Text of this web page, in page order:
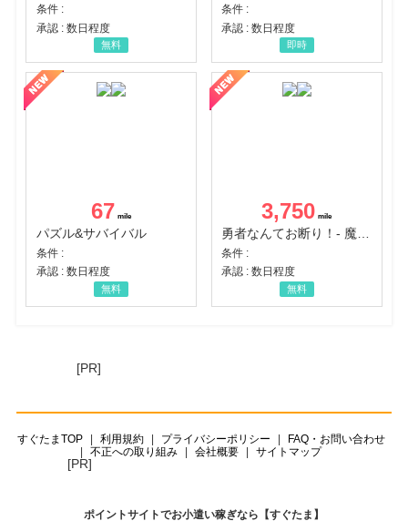
条件 :
承認 : 数日程度
無料
条件 :
承認 : 数日程度
即時
67
パズル&サバイバル
条件 :
承認 : 数日程度
無料
3,750
条件 :
承認 : 数日程度
無料
[PR]
すぐたまTOP 利用規約 プライバシーポリシー
FAQ・お問い合わせ
不正への取り組み
会社概要 サイトマップ
[PR]
ポイントサイトでお小遣い稼ぎなら【すぐたま】